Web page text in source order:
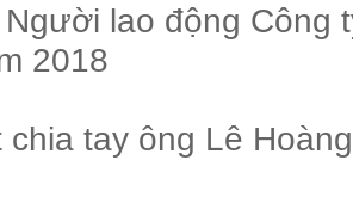
lao động Công
2018
chia tay ông Lê